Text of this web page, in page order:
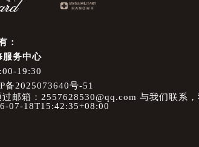
：
服务中心
19:30
备2025073640号-51
箱：2557628530@qq.com 与我们联系，
07-18T15:42:35+08:00